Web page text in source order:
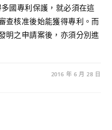
國專利保護，就必須在這
查核准後始能獲得專利。而
明之申請案後，亦須分別進
2016 年 6 月 28 日